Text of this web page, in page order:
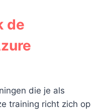
de
die je als
training richt zich op